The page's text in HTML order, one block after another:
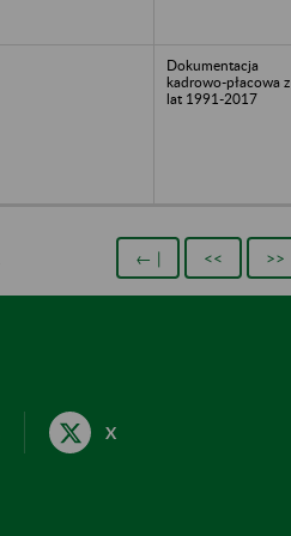
Dokumentacja
kadrowo-płacowa z
lat 1991-2017
← | << >>
X